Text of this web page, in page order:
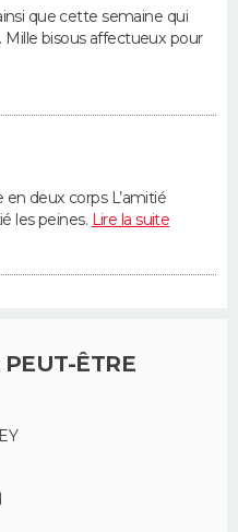
que cette semaine qui
bisous affectueux pour
deux corps L’amitié
les peines. Lire la suite
ÊTRE